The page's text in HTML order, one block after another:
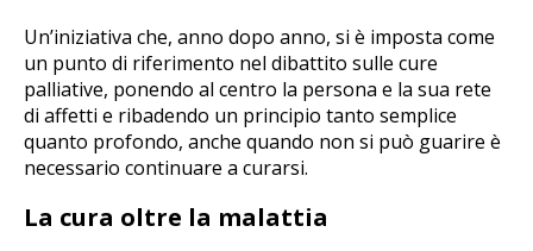
Un’iniziativa che, anno dopo anno, si è imposta come
un punto di riferimento nel dibattito sulle cure
palliative, ponendo al centro la persona e la sua rete
di affetti e ribadendo un principio tanto semplice
quanto profondo, anche quando non si può guarire è
necessario continuare a curarsi.
La cura oltre la malattia